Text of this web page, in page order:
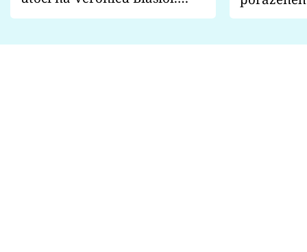
Proč je podle nich falešná a
fanoušci